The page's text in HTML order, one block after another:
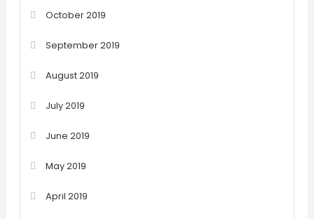
October 2019
September 2019
August 2019
July 2019
June 2019
May 2019
April 2019